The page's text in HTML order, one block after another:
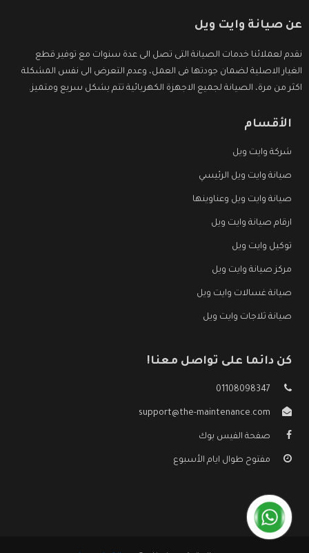
عن صيانة وايت ويل
نقدم لعملائنا خدمات الصيانة التى تصل الى عدة سنوات مع توفير قطع
الغيار الاصلية لضمان جودتها فى العمل، وعدم التعرض الى نفس المشكلة
اكثر من مرة، الصيانة لجميع الاجهزة الكهربائية تتم بشكل سريع ومتميز.
الأقسام
شركة وايت ويل
صيانة وايت ويل الرئيسي
صيانة وايت ويل وعناوينها
ارقام صيانة وايت ويل
توكيل وايت ويل
مركز صيانة وايت ويل
صيانة غسالات وايت ويل
صيانة ثلاجات وايت ويل
كن دائما على تواصل معنا!
01108098347
support@the-maintenance.com
صفحة الفيس بوك
مفتوح طوال ايام الأسبوع